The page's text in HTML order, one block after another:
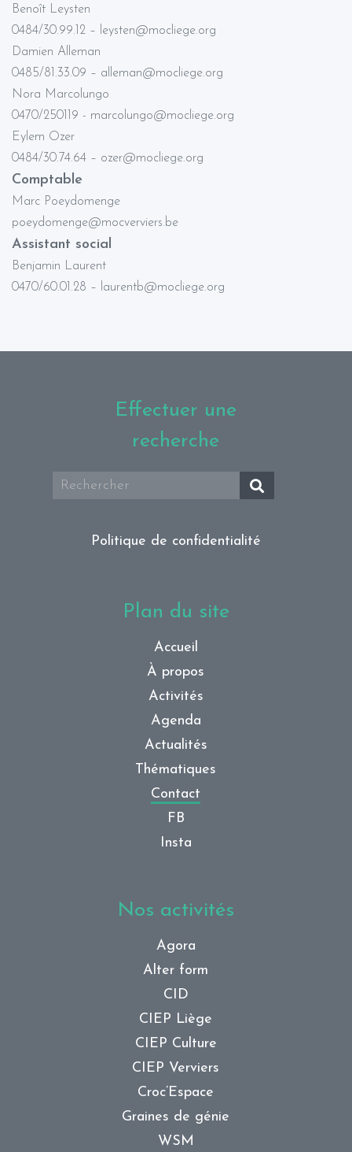
Benoît Leysten
0484/30.99.12 – leysten@mocliege.org
Damien Alleman
0485/81.33.09 – alleman@mocliege.org
Nora Marcolungo
0470/250119 - marcolungo@mocliege.org
Eylem Ozer
0484/30.74.64 – ozer@mocliege.org
Comptable
Marc Poeydomenge
poeydomenge@mocverviers.be
Assistant social
Benjamin Laurent
0470/60.01.28 – laurentb@mocliege.org
Effectuer une
recherche
Politique de confidentialité
Plan du site
Accueil
À propos
Activités
Agenda
Actualités
Thématiques
Contact
FB
Insta
Nos activités
Agora
Alter form
CID
CIEP Liège
CIEP Culture
CIEP Verviers
Croc’Espace
Graines de génie
WSM